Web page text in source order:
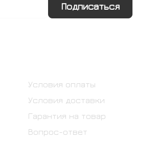
Подписаться
Условия оплаты
Условия доставки
Гарантия на товар
Вопрос-ответ